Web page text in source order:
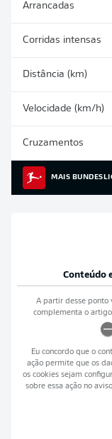
Arrancadas
Corridas intensas
Distância (km)
Velocidade (km/h)
Cruzamentos
MAIS
Conteúdo
A partir desse ponto
complementa o
Eu concordo que o
ação permite que os
os cookies sejam
sobre essa ação no